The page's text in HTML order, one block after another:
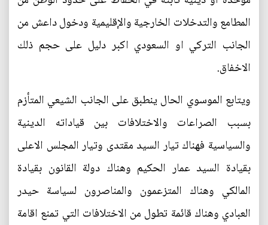
المطامع والتدخلات الخارجية والإقليمية ودخول داعش من
الجانب التركي او السعودي اكبر دليل على حجم ذلك
الاخفاق.
ويتابع الموسوي الحال ينطبق على الجانب الشيعي المتأزم
بسبب الصراعات والاختلافات بين قياداته الدينية
والسياسية فهناك تيار السيد مقتدى وتيار المجلس الاعلى
بقيادة السيد عمار الحكيم وهناك دولة القانون بقيادة
المالكي وهناك المتزعمون والمناصرون لسياسة حيدر
العبادي وهناك قائمة تطول من الاختلافات التي تمنع اقامة